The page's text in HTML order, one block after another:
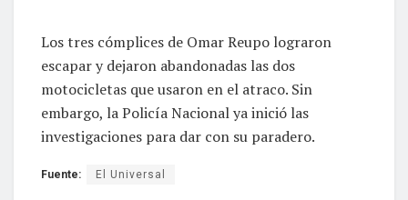
Los tres cómplices de Omar Reupo lograron
escapar y dejaron abandonadas las dos
motocicletas que usaron en el atraco. Sin
embargo, la Policía Nacional ya inició las
investigaciones para dar con su paradero.
Fuente: El Universal